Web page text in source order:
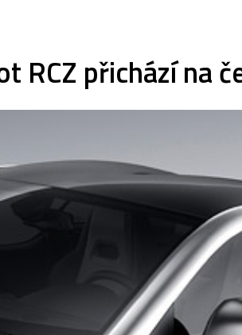
RCZ přichází na